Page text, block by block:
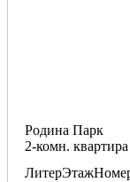
Родина Парк
2-комн.
ЛитерЭтаж